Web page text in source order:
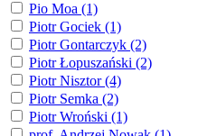
Pio Moa (1)
Piotr Gociek (1)
Piotr Gontarczyk (2)
Piotr Łopuszański (2)
Piotr Nisztor (4)
Piotr Semka (2)
Piotr Wroński (1)